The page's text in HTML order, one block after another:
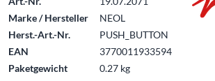
Marke / Hersteller
NEOL
Herst.-Art.-Nr.
PUSH_BUTTON
EAN
3770011933594
Paketgewicht
0.27 kg